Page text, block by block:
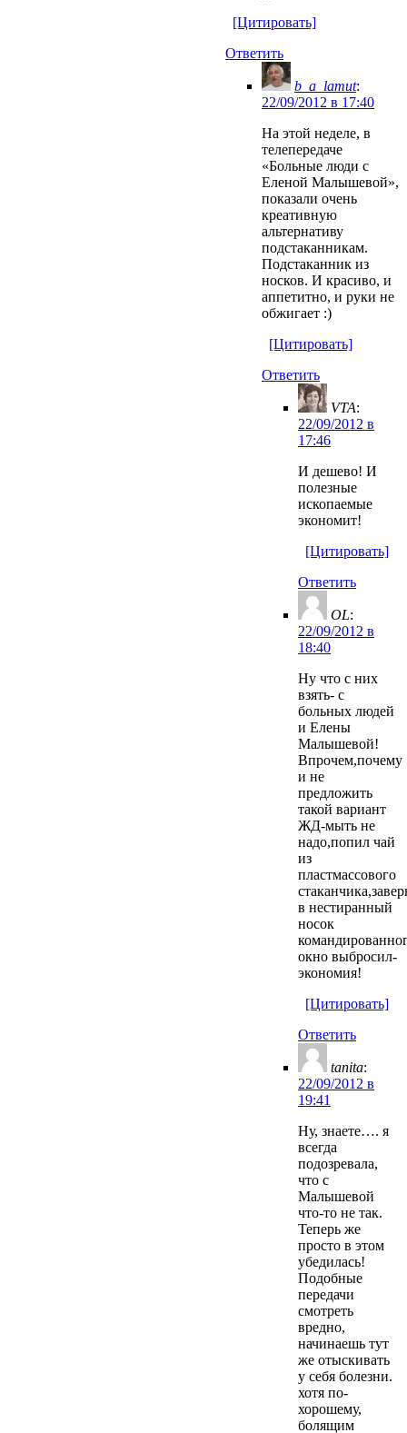
[Цитировать]
Ответить
b_a_lamut:
22/09/2012 в 17:40
На этой неделе, в
телепередаче
«Больные люди с
Еленой Малышевой»,
показали очень
креативную
альтернативу
подстаканникам.
Подстаканник из
носков. И красиво, и
аппетитно, и руки не
обжигает :)
[Цитировать]
Ответить
VTA:
22/09/2012 в
17:46
И дешево! И
полезные
ископаемые
экономит!
[Цитировать]
Ответить
OL:
22/09/2012 в
18:40
Ну что с них
взять- с
больных людей
и Елены
Малышевой!
Впрочем,почему
и не
предложить
такой вариант
ЖД-мыть не
надо,попил чай
из
пластмассового
в нестиранный
носок
окно выбросил-
экономия!
[Цитировать]
Ответить
tanita:
22/09/2012 в
19:41
Ну, знаете…. я
всегда
подозревала,
что с
Малышевой
что-то не так.
Теперь же
просто в этом
убедилась!
Подобные
передачи
смотреть
вредно,
начинаешь тут
же отыскивать
у себя болезни.
хотя по-
хорошему,
болящим